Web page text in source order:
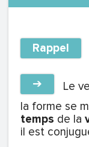
Rappel
➔ Le
la forme se
temps de la
il est